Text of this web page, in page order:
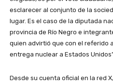
esclarecer al conjunto de la
lugar. Es el caso de la diputada
provincia de Río Negro e
quien advirtió que con el referido
entrega nuclear a Estados
Desde su cuenta oficial en la red